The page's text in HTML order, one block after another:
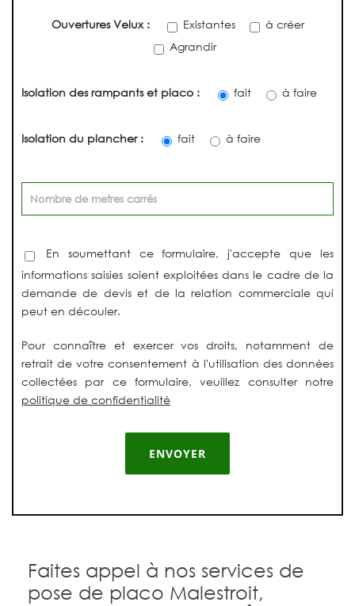
Ouvertures Velux : Existantes
à créer
Agrandir
Isolation des rampants et placo : fait à faire
Isolation du plancher : fait à faire
En soumettant ce formulaire, j'accepte que les
informations saisies soient exploitées dans le cadre de la
demande de devis et de la relation commerciale qui
peut en découler.
Pour connaître et exercer vos droits, notamment de
retrait de votre consentement à l'utilisation des données
collectées par ce formulaire, veuillez consulter notre
politique de confidentialité
Faites appel à nos services de
pose de placo Malestroit,